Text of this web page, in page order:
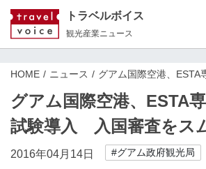
トラベルボイス
観光産業ニュース
HOME ニュース グアム国際空港、
グアム国際空港、ESTA
試験導入 入国審査をス
2016年04月14日 #グアム政府観光局